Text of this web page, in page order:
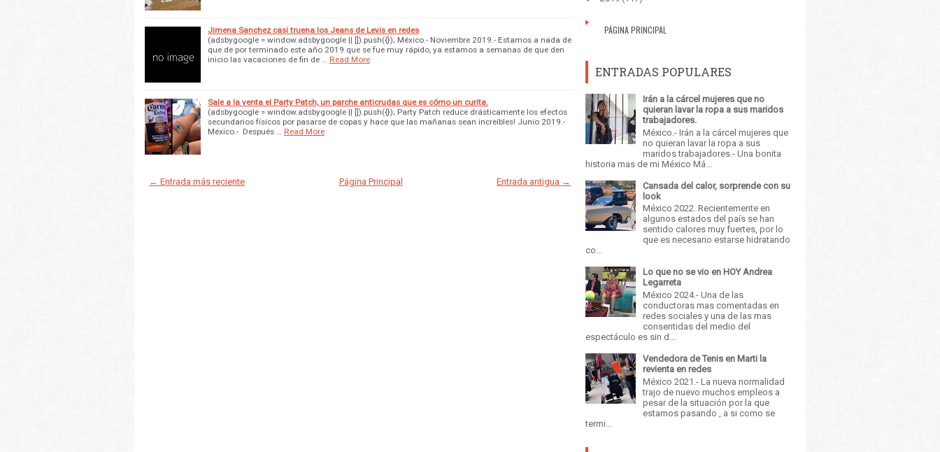
Jimena Sanchez casi truena los Jeans de Levis en redes
(adsbygoogle = window.adsbygoogle || []).push({}); México.- Noviembre 2019.- Estamos a nada de
que de por terminado este año 2019 que se fue muy rápido, ya estamos a semanas de que den
inicio las vacaciones de fin de …
Read More
Sale a la venta el Party Patch, un parche anticrudas que es cómo un curita.
(adsbygoogle = window.adsbygoogle || []).push({}); Party Patch reduce drásticamente los efectos
secundarios físicos por pasarse de copas y hace que las mañanas sean increíbles! Junio 2019.-
México.- Después …
Read More
← Entrada más reciente Entrada antigua →
Página Principal
PÁGINA PRINCIPAL
ENTRADAS POPULARES
Irán a la cárcel mujeres que no
quieran lavar la ropa a sus maridos
trabajadores.
México.- Irán a la cárcel mujeres que
no quieran lavar la ropa a sus
maridos trabajadores.- Una bonita
historia mas de mi México Má...
Cansada del calor, sorprende con su
look
México 2022. Recientemente en
algunos estados del país se han
sentido calores muy fuertes, por lo
que es necesario estarse hidratando
co...
Lo que no se vio en HOY Andrea
Legarreta
México 2024.- Una de las
conductoras mas comentadas en
redes sociales y una de las mas
consentidas del medio del
espectáculo es sin d...
Vendedora de Tenis en Marti la
revienta en redes
México 2021.- La nueva normalidad
trajo de nuevo muchos empleos a
pesar de la situación por la que
estamos pasando , a si como se
termi...